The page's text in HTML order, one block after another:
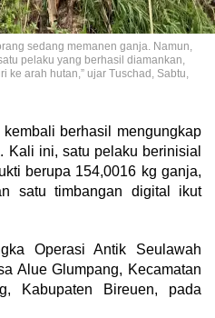
sedang memanen ganja. Namun,
pelaku yang berhasil diamankan,
arah hutan,” ujar Tuschad, Sabtu,
berhasil mengungkap
Kali ini, satu pelaku berinisial
berupa 154,0016 kg ganja,
satu timbangan digital ikut
Operasi Antik Seulawah
Alue Glumpang, Kecamatan
Kabupaten Bireuen, pada